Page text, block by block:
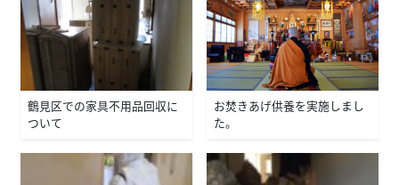
鶴見区での家具不用品回収に
ついて
お焚きあげ供養を実施しまし
た。